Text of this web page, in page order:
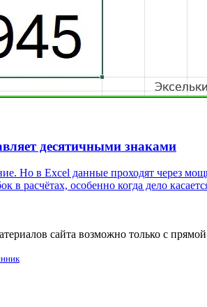
десятичными знаками
Но в Excel данные проходят через
расчётах, особенно когда дело
сайта возможно только с прямой